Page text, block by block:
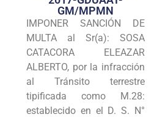
Seguridad
Programas
Intranet
GM/MPMN
IMPONER SANCIÓN DE
MULTA al Sr(a): SOSA
CATACORA ELEAZAR
ALBERTO, por la infracción
al Tránsito terrestre
tipificada como M.28:
establecido en el D. S. N°